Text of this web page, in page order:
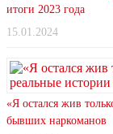
итоги 2023 года
15.01.2024
«Я остался жив
бывших наркоманов